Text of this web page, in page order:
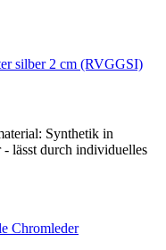
Synthetik in
lässt durch individuelles